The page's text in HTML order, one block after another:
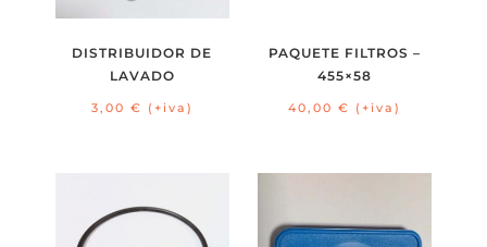
DISTRIBUIDOR DE
LAVADO
3,00 € (+iva)
PAQUETE FILTROS –
455×58
40,00€ (+iva)